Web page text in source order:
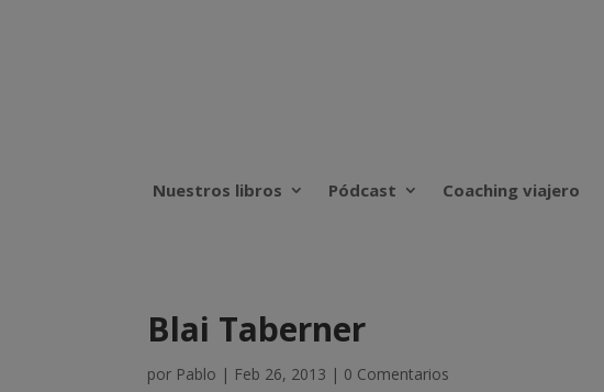
Nuestros libros Pódcast Coaching viajero
Blai Taberner
por Pablo | Feb 26, 2013 | 0 Comentarios